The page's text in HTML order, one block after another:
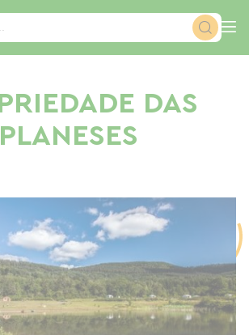
DAS
PLANESES
de Cookies